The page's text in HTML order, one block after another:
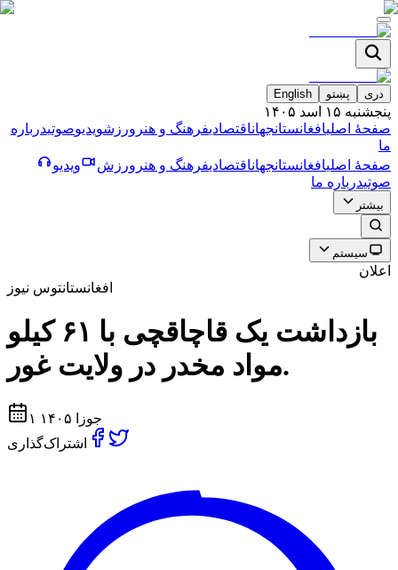
دری پښتو English
پنجشنبه ۱۵ اسد ۱۴۰۵
صفحۀ اصلیافغانستانجهاناقتصادیفرهنگ و هنر ورزشویدیوصوتیدرباره
ما
صفحۀ اصلیافغانستانجهاناقتصادیفرهنگ و هنر ورزش
ویدیو
صوتیدرباره ما
بیشتر
سیستم
اعلان
افغانستانتوس نیوز
بازداشت يک قاچاقچى با ۶۱ كيلو
مواد مخدر در ولايت غور.
۱ جوزا ۱۴۰۵
اشتراک‌گذاری